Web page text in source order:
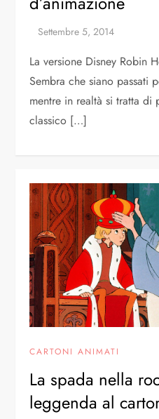
La versione Disney Robin
Sembra che siano passati
mentre in realtà si tratta di
classico […]
CARTONI ANIMATI
La spada nella
leggenda al